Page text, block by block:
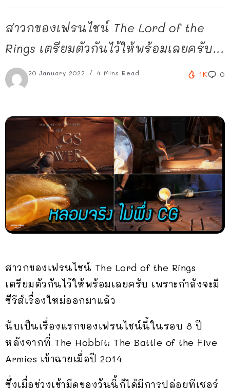
สาวกของเฟรนไชน์ The Lord of the
Rings เตรียมตัวกันไว้ให้พร้อมเลยครับ...
20 January 2022 4 Mins Read 1K 0
สาวกของเฟรนไชน์ The Lord of the Rings
เตรียมตัวกันไว้ให้พร้อมเลยครับ เพราะกำลังจะมี
ซีรีส์เรื่องใหม่ออกมาแล้ว
นับเป็นเรื่องแรกของเฟรนไชน์นี้ในรอบ 8 ปี
หลังจากที่ The Hobbit: The Battle of the Five
Armies เข้าฉายเมื่อปี 2014
ซึ่งเมื่อช่วงเช้ามืดของวันนี้ก็ได้มีการปล่อยทีเซอร์